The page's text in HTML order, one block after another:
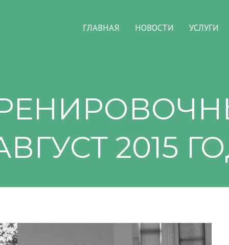
ГЛАВНАЯ НОВОСТИ УСЛУГИ
2015